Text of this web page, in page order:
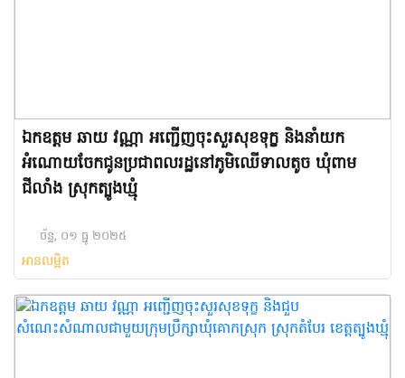
ឯកឧត្តម ឆាយ វណ្ណា អញ្ជើញ​ចុះសួរសុខទុក្ខ និងនាំយក
អំណោយចែកជូនប្រជាពលរដ្ឋនៅភូមិឈើទាលតូច ឃុំពាម
ជីលាំង ស្រុកត្បូងឃ្មុំ
ច័ន្ទ, ០១ ធ្នូ ២០២៥
អានលម្អិត